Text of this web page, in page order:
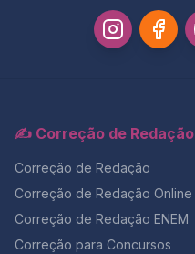
✍️ Correção de Redação
Correção de Redação
Correção de Redação Online
Correção de Redação ENEM
Correção para Concursos